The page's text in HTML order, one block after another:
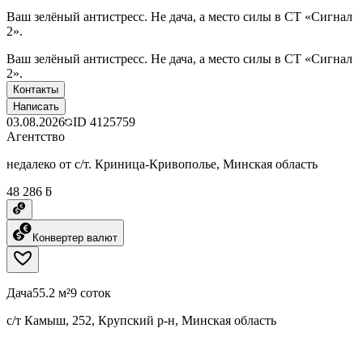
Ваш зелёный антистресс. Не дача, а место силы в СТ «Сигнал
2».
Ваш зелёный антистресс. Не дача, а место силы в СТ «Сигнал
2».
Контакты
Написать
03.08.2026 ID 4125759
Агентство
недалеко от с/т. Криница-Кривополье, Минская область
48 286 ƃ
Конвертер валют
Дача55.2 м²9 соток
с/т Камыш, 252, Крупский р-н, Минская область